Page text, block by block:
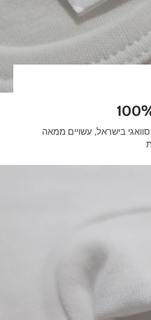
בישראל, עשויים ממאה